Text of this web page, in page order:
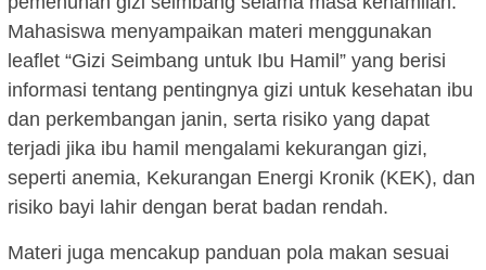
Mahasiswa menyampaikan materi menggunakan
leaflet “Gizi Seimbang untuk Ibu Hamil” yang berisi
informasi tentang pentingnya gizi untuk kesehatan ibu
dan perkembangan janin, serta risiko yang dapat
terjadi jika ibu hamil mengalami kekurangan gizi,
seperti anemia, Kekurangan Energi Kronik (KEK), dan
risiko bayi lahir dengan berat badan rendah.
Materi juga mencakup panduan pola makan sesuai